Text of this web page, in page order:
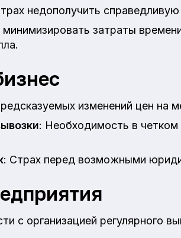
недополучить
затраты
изменений цен на
: Необходимость в четком
: Страх перед возможными
с организацией регулярного